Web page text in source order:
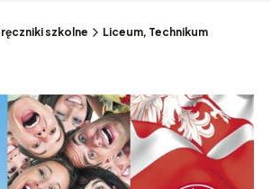
szkolne Liceum, Technikum